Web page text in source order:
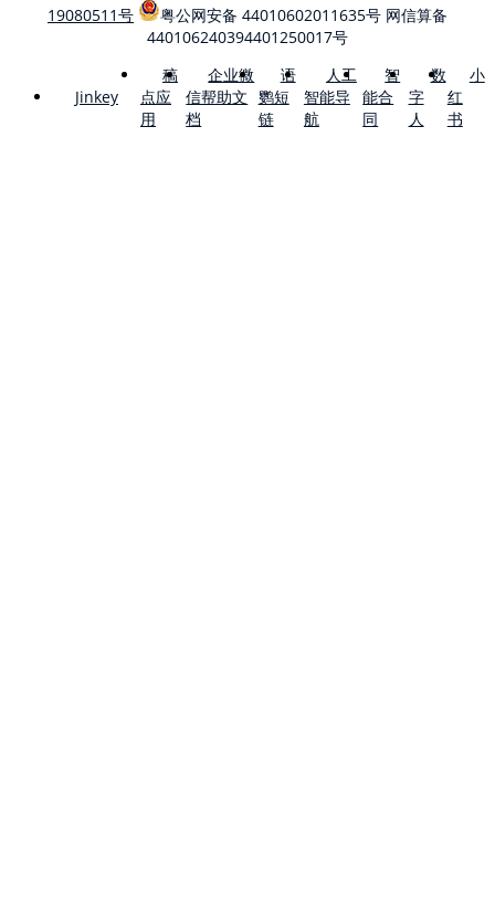
19080511号
粤公网安备 44010602011635号 网信算备
440106240394401250017号
Jinkey
稿
点应
用
企业微
信帮助文
档
语
鹦短
链
人工
智能导
航
智
能合
同
数
字
人
小
红
书